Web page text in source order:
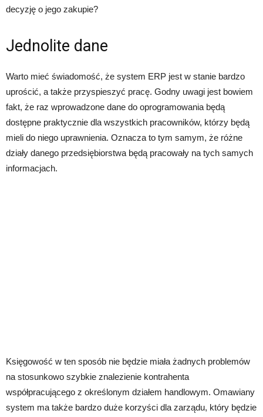
decyzję o jego zakupie?
Jednolite dane
Warto mieć świadomość, że system ERP jest w stanie bardzo
uprościć, a także przyspieszyć pracę. Godny uwagi jest bowiem
fakt, że raz wprowadzone dane do oprogramowania będą
dostępne praktycznie dla wszystkich pracowników, którzy będą
mieli do niego uprawnienia. Oznacza to tym samym, że różne
działy danego przedsiębiorstwa będą pracowały na tych samych
informacjach.
Księgowość w ten sposób nie będzie miała żadnych problemów
na stosunkowo szybkie znalezienie kontrahenta
współpracującego z określonym działem handlowym. Omawiany
system ma także bardzo duże korzyści dla zarządu, który będzie